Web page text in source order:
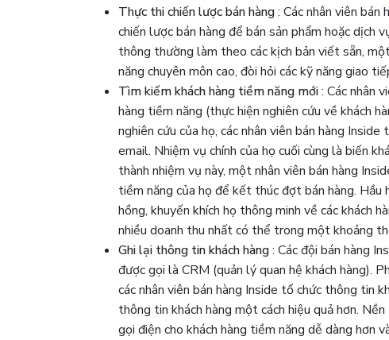
Thực thi chiến lược bán hàng: Các nhân viên
chiến lược bán hàng để bán sản phẩm hoặc dịch
thông thường làm theo các kịch bản viết sẵn,
năng chuyên môn cao, đòi hỏi các kỹ năng giao
Tìm kiếm khách hàng tiềm năng mới: Các nhân
hàng tiềm năng (thực hiện nghiên cứu về khách
nghiên cứu của họ, các nhân viên bán hàng
email. Nhiệm vụ chính của họ cuối cùng là biến
thành nhiệm vụ này, một nhân viên bán hàng
tiềm năng của họ để kết thúc đợt bán hàng. Hầu
hồng, khuyến khích họ thông minh về các khách
nhiều doanh thu nhất có thể trong một khoảng
Ghi lại thông tin khách hàng: Các đội bán hàng
được gọi là CRM (quản lý quan hệ khách hàng).
các nhân viên bán hàng Inside tổ chức thông tin
thông tin khách hàng một cách hiệu quả hơn.
gọi điện cho khách hàng tiềm năng dễ dàng hơn